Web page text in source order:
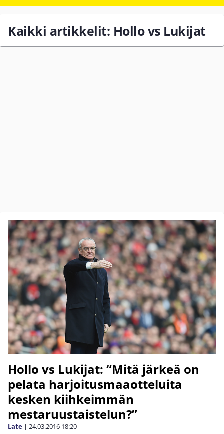
Kaikki artikkelit: Hollo vs Lukijat
Hollo vs Lukijat: “Mitä järkeä on
pelata harjoitusmaaotteluita
kesken kiihkeimmän
mestaruustaistelun?”
Late | 24.03.2016 18:20